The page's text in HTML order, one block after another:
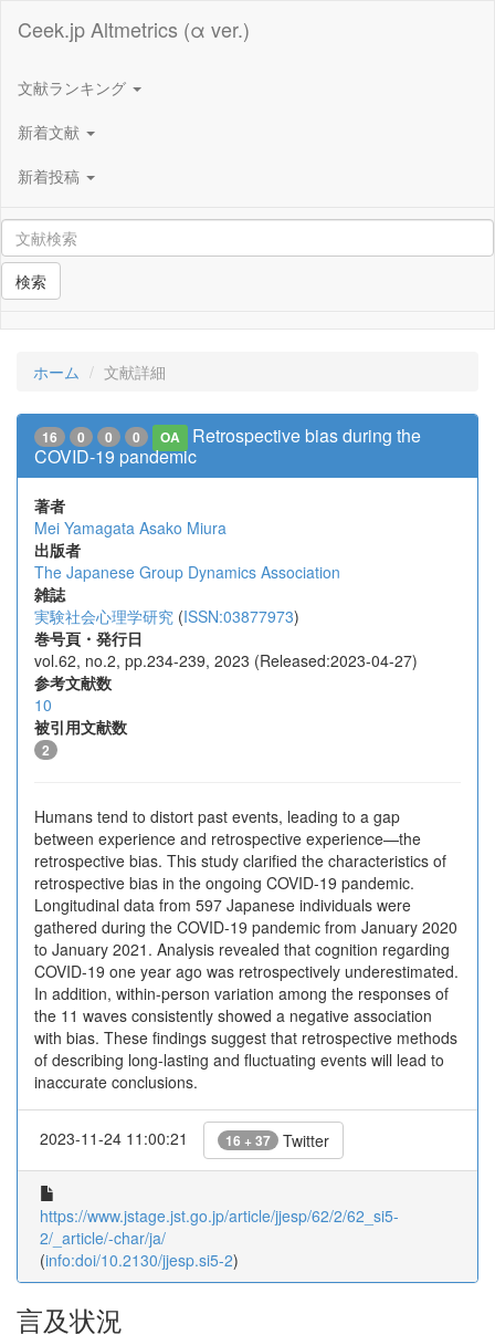
Ceek.jp Altmetrics (α ver.)
文献ランキング
新着文献
新着投稿
検索
ホーム 文献詳細
16 0 0 0 OA
Retrospective bias during the
COVID-19 pandemic
著者
Mei Yamagata Asako Miura
出版者
The Japanese Group Dynamics Association
雑誌
実験社会心理学研究 (ISSN:03877973)
巻号頁・発行日
vol.62, no.2, pp.234-239, 2023 (Released:2023-04-27)
参考文献数
10
被引用文献数
2
Humans tend to distort past events, leading to a gap
between experience and retrospective experience—the
retrospective bias. This study clarified the characteristics of
retrospective bias in the ongoing COVID-19 pandemic.
Longitudinal data from 597 Japanese individuals were
gathered during the COVID-19 pandemic from January 2020
to January 2021. Analysis revealed that cognition regarding
COVID-19 one year ago was retrospectively underestimated.
In addition, within-person variation among the responses of
the 11 waves consistently showed a negative association
with bias. These findings suggest that retrospective methods
of describing long-lasting and fluctuating events will lead to
inaccurate conclusions.
2023-11-24 11:00:21 16 + 37 Twitter
https://www.jstage.jst.go.jp/article/jjesp/62/2/62_si5-
2/_article/-char/ja/
(info:doi/10.2130/jjesp.si5-2)
言及状況